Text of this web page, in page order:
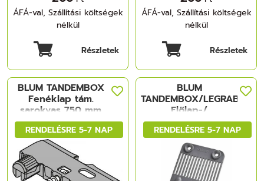
ÁFÁ-val, Szállítási költségek
nélkül
Részletek
ÁFÁ-val, Szállítási költségek
nélkül
Részletek
RENDELÉSRE 5-7 NAP
BLUM TANDEMBOX
Fenéklap tám.
sarokvas 750 mm
szélességtől
szükségesBepréselé RENDELÉSRE 5-7 NAP
BLUM
TANDEMBOX/LEGRABOX
Előlap-/
fenéklapstabilizálás
EXPANDO